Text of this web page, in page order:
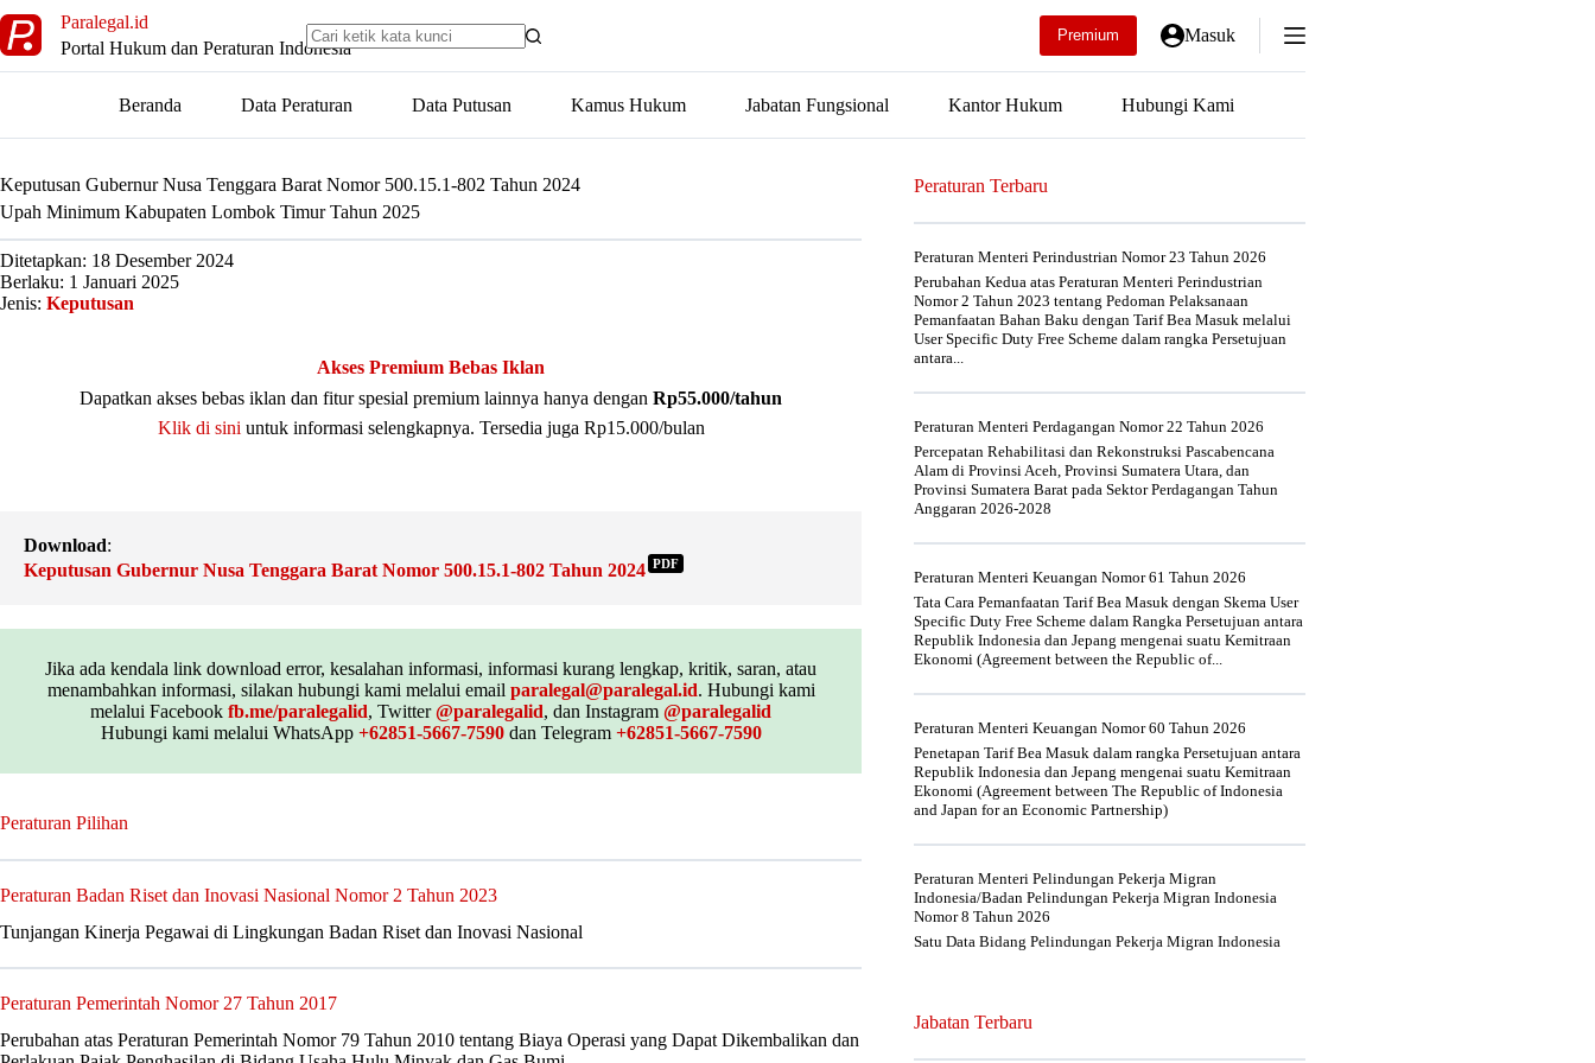
to
content
Paralegal.id
Portal Hukum dan Peraturan Indonesia
Premium Masuk
Beranda Data Peraturan Data Putusan Kamus Hukum Jabatan Fungsional Kantor Hukum Hubungi Kami
Keputusan Gubernur Nusa Tenggara Barat Nomor 500.15.1-802 Tahun 2024
Upah Minimum Kabupaten Lombok Timur Tahun 2025
Ditetapkan: 18 Desember 2024
Berlaku: 1 Januari 2025
Jenis: Keputusan
Akses Premium Bebas Iklan
Dapatkan akses bebas iklan dan fitur spesial premium lainnya hanya dengan Rp55.000/tahun
Klik di sini untuk informasi selengkapnya. Tersedia juga Rp15.000/bulan
Download:
Keputusan Gubernur Nusa Tenggara Barat Nomor 500.15.1-802 Tahun 2024 PDF
Jika ada kendala link download error, kesalahan informasi, informasi kurang lengkap, kritik, saran, atau
menambahkan informasi, silakan hubungi kami melalui email paralegal@paralegal.id. Hubungi kami
melalui Facebook fb.me/paralegalid, Twitter@paralegalid, dan Instagram @paralegalid
Hubungi kami melalui WhatsApp +62851-5667-7590dan Telegram +62851-5667-7590
Peraturan Pilihan
Peraturan Badan Riset dan Inovasi Nasional Nomor 2 Tahun 2023
Tunjangan Kinerja Pegawai di Lingkungan Badan Riset dan Inovasi Nasional
Peraturan Pemerintah Nomor 27 Tahun 2017
Perubahan atas Peraturan Pemerintah Nomor 79 Tahun 2010 tentang Biaya Operasi yang Dapat Dikembalikan dan
Peraturan Terbaru
Peraturan Menteri Perindustrian Nomor 23 Tahun 2026
Perubahan Kedua atas Peraturan Menteri Perindustrian
Nomor 2 Tahun 2023 tentang Pedoman Pelaksanaan
Pemanfaatan Bahan Baku dengan Tarif Bea Masuk melalui
User Specific Duty Free Scheme dalam rangka Persetujuan
antara...
Peraturan Menteri Perdagangan Nomor 22 Tahun 2026
Percepatan Rehabilitasi dan Rekonstruksi Pascabencana
Alam di Provinsi Aceh, Provinsi Sumatera Utara, dan
Provinsi Sumatera Barat pada Sektor Perdagangan Tahun
Anggaran 2026-2028
Peraturan Menteri Keuangan Nomor 61 Tahun 2026
Tata Cara Pemanfaatan Tarif Bea Masuk dengan Skema User
Specific Duty Free Scheme dalam Rangka Persetujuan antara
Republik Indonesia dan Jepang mengenai suatu Kemitraan
Ekonomi (Agreement between the Republic of...
Peraturan Menteri Keuangan Nomor 60 Tahun 2026
Penetapan Tarif Bea Masuk dalam rangka Persetujuan antara
Republik Indonesia dan Jepang mengenai suatu Kemitraan
Ekonomi (Agreement between The Republic of Indonesia
and Japan for an Economic Partnership)
Peraturan Menteri Pelindungan Pekerja Migran
Indonesia/Badan Pelindungan Pekerja Migran Indonesia
Nomor 8 Tahun 2026
Satu Data Bidang Pelindungan Pekerja Migran Indonesia
Jabatan Terbaru